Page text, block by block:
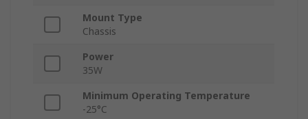
Mount Type
Chassis
Power
35W
Minimum Operating Temperature
-25°C